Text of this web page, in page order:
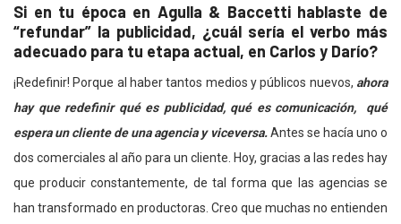
Si en tu época en Agulla & Baccetti hablaste de
“refundar” la publicidad, ¿cuál sería el verbo más
adecuado para tu etapa actual, en Carlos y Darío?
¡Redefinir! Porque al haber tantos medios y públicos nuevos, ahora
hay que redefinir qué es publicidad, qué es comunicación, qué
espera un cliente de una agencia y viceversa.Antes se hacía uno o
dos comerciales al año para un cliente. Hoy, gracias a las redes hay
que producir constantemente, de tal forma que las agencias se
han transformado en productoras. Creo que muchas no entienden